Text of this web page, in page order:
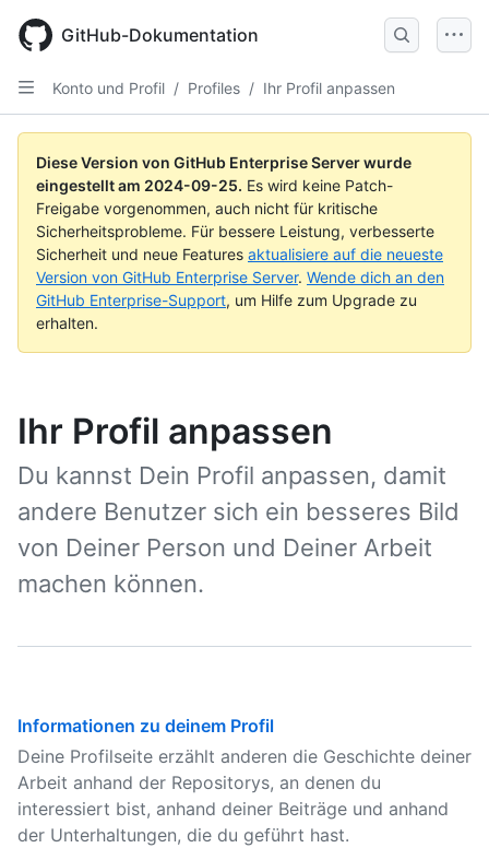
main
content
GitHub-Dokumentation
Konto und Profil / Profiles / Ihr Profil anpassen
Diese Version von GitHub Enterprise Server wurde
eingestellt am 2024-09-25. Es wird keine Patch-
Freigabe vorgenommen, auch nicht für kritische
Sicherheitsprobleme. Für bessere Leistung, verbesserte
Sicherheit und neue Features aktualisiere auf die neueste
Version von GitHub Enterprise Server. Wende dich an den
GitHub Enterprise-Support, um Hilfe zum Upgrade zu
erhalten.
Ihr Profil anpassen
Du kannst Dein Profil anpassen, damit
andere Benutzer sich ein besseres Bild
von Deiner Person und Deiner Arbeit
machen können.
Informationen zu deinem Profil
Deine Profilseite erzählt anderen die Geschichte deiner
Arbeit anhand der Repositorys, an denen du
interessiert bist, anhand deiner Beiträge und anhand
der Unterhaltungen, die du geführt hast.